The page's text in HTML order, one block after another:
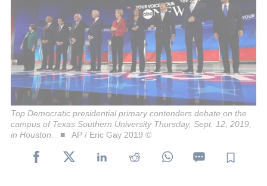
Top Democratic presidential primary contenders debate on the
campus of Texas Southern University Thursday, Sept. 12, 2019,
in Houston.
AP / Eric Gay 2019 ©